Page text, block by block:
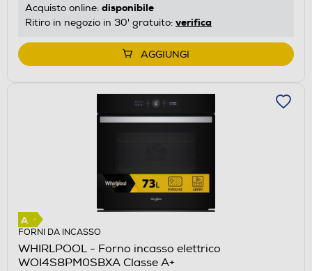
Acquisto online: disponibile
Ritiro in negozio in 30' gratuito: verifica
AGGIUNGI
FORNI DA INCASSO
WHIRLPOOL - Forno incasso elettrico
WOI4S8PM0SBXA Classe A+